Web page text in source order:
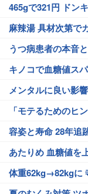
465gで321円 ドン
麻辣湯 具材次第で
うつ病患者の本音
キノコで血糖値ス
メンタルに良い影
「モテるためのヒ
容姿と寿命 28年追
あたりめ 血糖値を
体重62kg→82kgに